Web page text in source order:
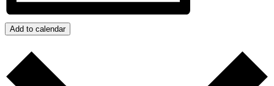
Add to calendar